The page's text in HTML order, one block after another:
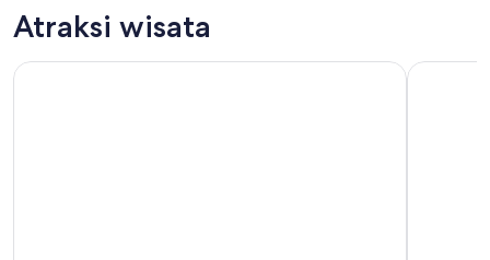
Atraksi wisata
Perjalanan Sehari ke Gunung Fuji, Kamakura, Big Buddha, &